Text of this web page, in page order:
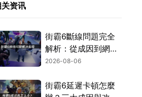
资讯
街霸6斷線問題完全
解析：從成因到網路
優化的實用攻略！
2026-08-06
街霸6延遲卡頓怎麼